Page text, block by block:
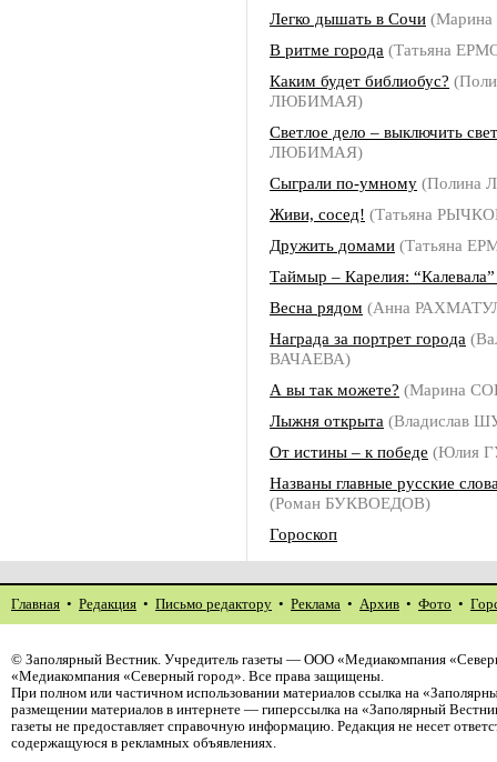
Легко дышать в Сочи
В ритме города (Татьяна
Каким будет библиобус?
ЛЮБИМАЯ)
Светлое дело – выключить свет
ЛЮБИМАЯ)
Сыграли по-умному (Полина
Живи, сосед! (Татьяна
Дружить домами (Татьяна
Таймыр – Карелия:
Весна рядом (Анна
Награда за портрет города
ВАЧАЕВА)
А вы так можете? (Марина
Лыжня открыта (Владислав
От истины – к победе (Юлия
Названы главные русские
(Роман БУКВОЕДОВ)
Гороскоп
Главная • Редакция • Письмо редактору • Реклама • Архив • Фото •
© Заполярный Вестник. Учредитель газеты — ООО «Медиакомпания
«Медиакомпания «Северный город». Все права защищены.
При полном или частичном использовании материалов ссылка на
размещении материалов в интернете — гиперссылка на «Заполярный
газеты не предоставляет справочную информацию. Редакция не несет
содержащуюся в рекламных объявлениях.